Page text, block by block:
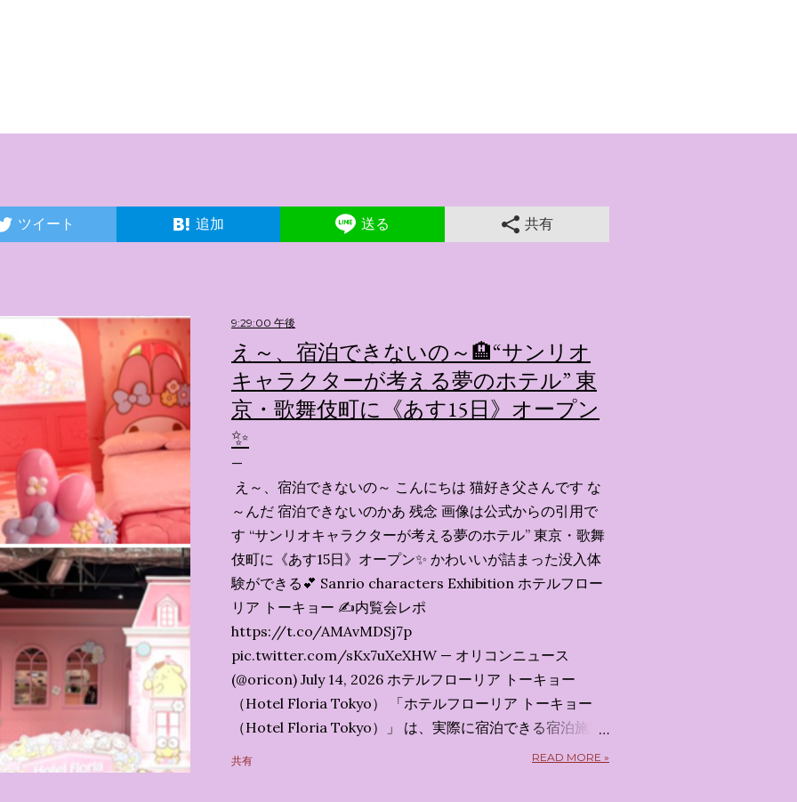
ツイート 追加 送る 共有
9:29:00 午後
え～、宿泊できないの～🏨“サンリオ
キャラクターが考える夢のホテル” 東
京・歌舞伎町に《あす15日》オープン
✨️
え～、宿泊できないの～ こんにちは 猫好き父さんです な
～んだ 宿泊できないのかあ 残念 画像は公式からの引用で
す “サンリオキャラクターが考える夢のホテル” 東京・歌舞
伎町に《あす15日》オープン✨️ かわいいが詰まった没入体
験ができる💕 Sanrio characters Exhibition ホテルフロー
リア トーキョー ✍️内覧会レポ
https://t.co/AMAvMDSj7p
pic.twitter.com/sKx7uXeXHW — オリコンニュース
(@oricon) July 14, 2026 ホテルフローリア トーキョー
（Hotel Floria Tokyo） 「ホテルフローリア トーキョー
（Hotel Floria Tokyo）」 は、実際に宿泊できる宿泊施設
ではなく、2026年7月15日から東京・新宿でスタートする
共有 READ MORE »